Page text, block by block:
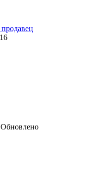
Обновлено